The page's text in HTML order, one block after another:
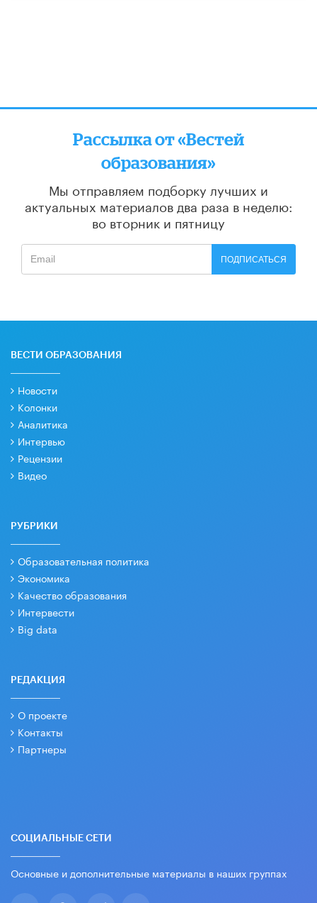
Рассылка от «Вестей
образования»
Мы отправляем подборку лучших и
актуальных материалов два раза в неделю:
во вторник и пятницу
ПОДПИСАТЬСЯ
ВЕСТИ ОБРАЗОВАНИЯ
Новости
Колонки
Аналитика
Интервью
Рецензии
Видео
РУБРИКИ
Образовательная политика
Экономика
Качество образования
Интервести
Big data
РЕДАКЦИЯ
О проекте
Контакты
Партнеры
СОЦИАЛЬНЫЕ СЕТИ
Основные и дополнительные материалы в наших группах